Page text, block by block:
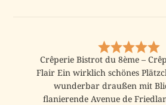
Crêperie Bistrot du 8ème –
Flair Ein wirklich schönes
wunderbar draußen mit
flanierende Avenue de